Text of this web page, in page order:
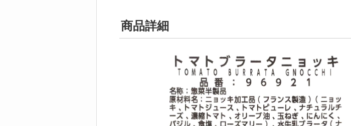
商品詳細